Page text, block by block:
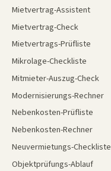
Mietvertrag-Assistent
Mietvertrag-Check
Mietvertrags-Prüfliste
Mikrolage-Checkliste
Mitmieter-Auszug-Check
Modernisierungs-Rechner
Nebenkosten-Prüfliste
Nebenkosten-Rechner
Neuvermietungs-Checkliste
Objektprüfungs-Ablauf